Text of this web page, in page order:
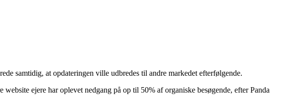
samtidig, at opdateringen ville udbredes til andre markedet efterfølgende.
ejere har oplevet nedgang på op til 50% af organiske besøgende, efter Panda